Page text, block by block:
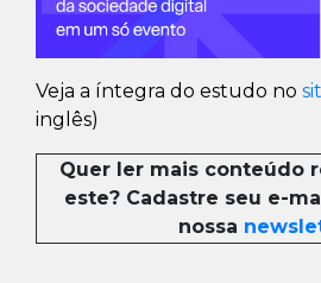
Veja a íntegra do estudo no
inglês)
Quer ler mais conteúdo
este? Cadastre seu e-
nossa